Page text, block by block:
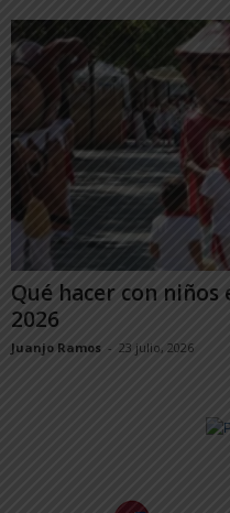
Qué hacer con niños
2026
Juanjo Ramos - 23 julio, 2026